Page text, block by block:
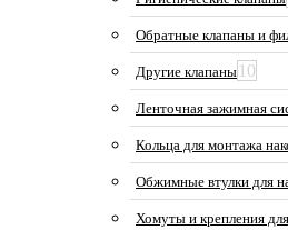
Обратные клапаны и
Другие клапаны 10
Ленточная зажимная
Кольца для монтажа
Обжимные втулки для
Хомуты и крепления